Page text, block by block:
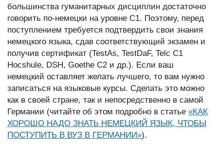
большинства гуманитарных дисциплин достаточно
говорить по-немецки на уровне C1. Поэтому, перед
поступлением требуется подтвердить свои знания
немецкого языка, сдав соответствующий экзамен и
получив сертификат (TestAs, TestDaF, Telc C1
Hocshule, DSH, Goethe C2 и др.). Если ваш
немецкий оставляет желать лучшего, то вам нужно
записаться на языковые курсы. Сделать это можно
как в своей стране, так и непосредственно в самой
Германии (читайте об этом подробно в статье «КАК
ХОРОШО НАДО ЗНАТЬ НЕМЕЦКИЙ ЯЗЫК, ЧТОБЫ
ПОСТУПИТЬ В ВУЗ В ГЕРМАНИИ»).